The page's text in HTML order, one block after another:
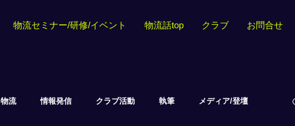
物流セミナー/研修/イベント 物流話top クラブ お問合せ
物流 情報発信 クラブ活動 執筆 メディア/登壇